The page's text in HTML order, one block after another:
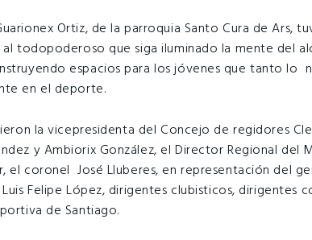
Ortiz, de la parroquia Santo Cura de Ars,
todopoderoso que siga iluminado la mente del
espacios para los jóvenes que tanto lo
en el deporte.
la vicepresidenta del Concejo de regidores
y Ambiorix González, el Director Regional del
el coronel José Lluberes, en representación del
Felipe López, dirigentes clubisticos, dirigentes
de Santiago.